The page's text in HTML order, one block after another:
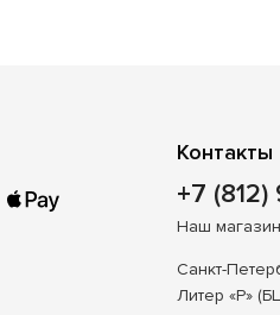
Контакты
+7
Наш магазин
Санкт-
Литер «Р»